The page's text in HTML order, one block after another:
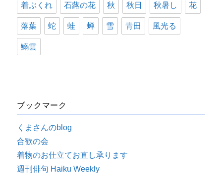
着ぶくれ 石蕗の花 秋 秋日 秋暑し 花
落葉 蛇 蛙 蝉 雪 青田 風光る
鰯雲
ブックマーク
くまさんのblog
合歓の会
着物のお仕立てお直し承ります
週刊俳句 Haiku Weekly